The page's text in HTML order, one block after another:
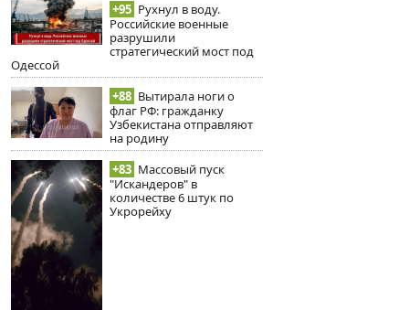
+95 Рухнул в воду.
Российские военные
разрушили
стратегический мост под
Одессой
+88 Вытирала ноги о
флаг РФ: гражданку
Узбекистана отправляют
на родину
+83 Массовый пуск
"Искандеров" в
количестве 6 штук по
Укрорейху